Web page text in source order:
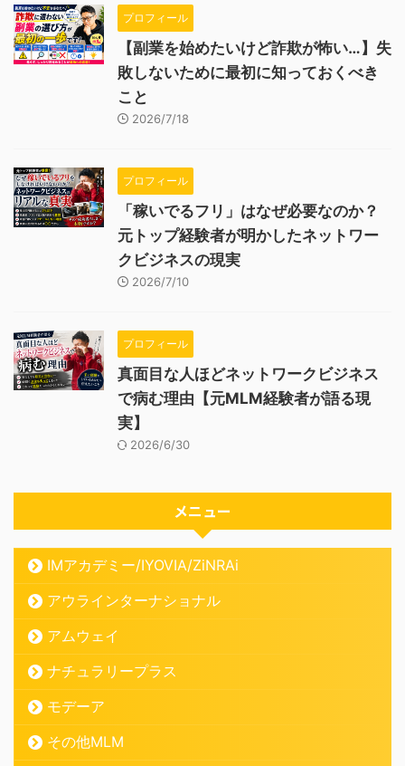
プロフィール
【副業を始めたいけど詐欺が怖い…】失
敗しないために最初に知っておくべき
こと
2026/7/18
プロフィール
「稼いでるフリ」はなぜ必要なのか？
元トップ経験者が明かしたネットワー
クビジネスの現実
2026/7/10
プロフィール
真面目な人ほどネットワークビジネス
で病む理由【元MLM経験者が語る現
実】
2026/6/30
メニュー
IMアカデミー/IYOVIA/ZiNRAi
アウラインターナショナル
アムウェイ
ナチュラリープラス
モデーア
その他MLM